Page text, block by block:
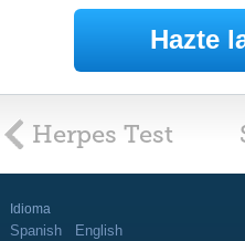
Hazte
Herpes Test
Idioma
Spanish English